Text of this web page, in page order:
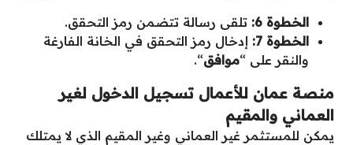
الخطوة 6:
تلقى رسالة تتضمن رمز التحقق.
الخطوة 7:
إدخال رمز التحقق في الخانة الفارغة
والنقر على “موافق“.
منصة عمان للأعمال تسجيل الدخول لغير
العماني والمقيم
يمكن للمستثمر غير العماني وغير المقيم الذي لا يمتلك